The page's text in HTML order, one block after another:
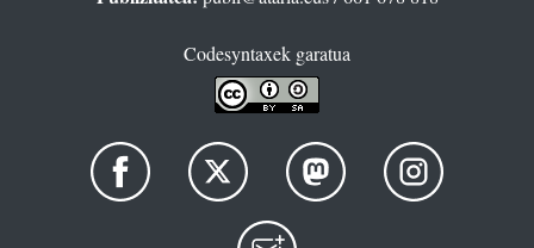
Codesyntaxek garatua